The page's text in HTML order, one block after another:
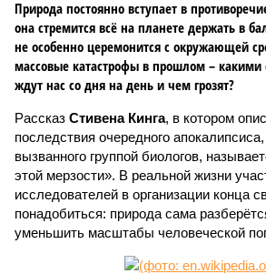
Природа постоянно вступает в
она стремится всё на планете держать в
не особенно церемонится с окружающей
массовые катастрофы в прошлом –
ждут нас со дня на день и чем грозят?
Рассказ Стивена Кинга, в котором
последствия очередного
вызванного группой биологов,
этой мерзости». В реальной жизни
исследователей в организации конца
понадобиться: природа сама
уменьшить масштабы человеческой